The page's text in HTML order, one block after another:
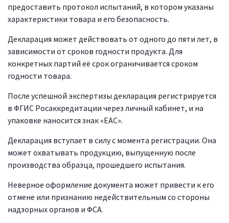
предоставить протокол испытаний, в котором указаны
характеристики товара и его безопасность.
Декларация может действовать от одного до пяти лет, в
зависимости от сроков годности продукта. Для
конкретных партий её срок ограничивается сроком
годности товара.
После успешной экспертизы декларация регистрируется
в ФГИС Росаккредитации через личный кабинет, и на
упаковке наносится знак «ЕАС».
Декларация вступает в силу с момента регистрации. Она
может охватывать продукцию, выпущенную после
производства образца, прошедшего испытания.
Неверное оформление документа может привести к его
отмене или признанию недействительным со стороны
надзорных органов и ФСА.